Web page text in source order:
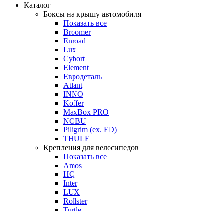
Каталог
Боксы на крышу автомобиля
Показать все
Broomer
Enroad
Lux
Cybort
Element
Евродеталь
Atlant
INNO
Koffer
MaxBox PRO
NOBU
Piligrim (ex. ED)
THULE
Крепления для велосипедов
Показать все
Amos
HQ
Inter
LUX
Rollster